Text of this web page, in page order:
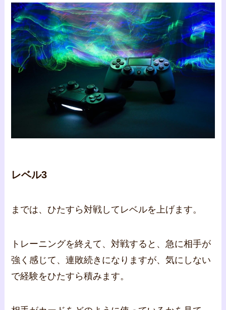
レベル3
までは、ひたすら対戦してレベルを上げます。
トレーニングを終えて、対戦すると、急に相手が
強く感じて、連敗続きになりますが、気にしない
で経験をひたすら積みます。